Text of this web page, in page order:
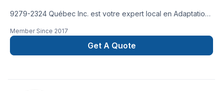
9279-2324 Québec Inc. est votre expert local en Adaptation
Balcon de bois, Béton, Calfeutrage, Carrelage, Charpentier,
Clôture, Coffrage, Commercial, Crépis, Cuisine,
Décontamination, Démolition, Drain français, Escalier et
Member Since 2017
Get A Quote